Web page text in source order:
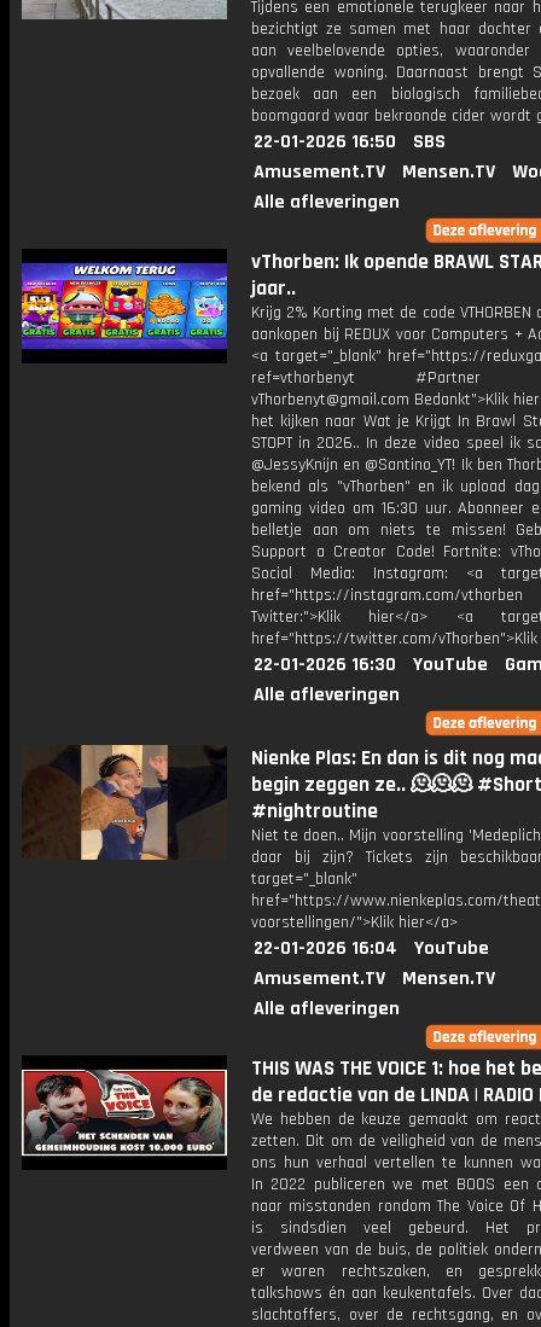
Tijdens een emotionele terugkeer naar
bezichtigt ze samen met haar dochter
aan veelbelovende opties,
opvallende woning. Daarnaast brengt
bezoek aan een biologisch
boomgaard waar bekroonde cider wordt
22-01-2026 16:50
SBS
Amusement.TV
Mensen.TV
Alle afleveringen
vThorben: Ik opende BRAWL
jaar..
Krijg 2% Korting met de code VTHORBEN
aankopen bij REDUX voor Computers +
<a target="_blank" href="https://
ref=vthorbenyt #Partner
vThorbenyt@gmail.com Bedankt">Klik
het kijken naar Wat je Krijgt In Brawl
STOPT in 2026.. In deze video speel ik
@JessyKnijn en @Santino_YT! Ik ben
bekend als "vThorben" en ik upload
gaming video om 16:30 uur. Abonneer
belletje aan om niets te missen!
Support a Creator Code! Fortnite:
Social Media: Instagram: <a
href="https://instagram.com/vthorben
Twitter:">Klik hier</a> <a
href="https://twitter.com/
22-01-2026 16:30 YouTube
Alle afleveringen
Nienke Plas: En dan is dit nog
begin zeggen ze.. 🫠🫠🫠
#nightroutine
Niet te doen.. Mijn voorstelling
daar bij zijn? Tickets zijn
target="_blank"
href="https://www.nienkeplas.com/
voorstellingen/">Klik hier</a>
22-01-2026 16:04
YouTube
Amusement.TV
Mensen.TV
Alle afleveringen
THIS WAS THE VOICE 1: hoe het
de redactie van de LINDA | RADIO
We hebben de keuze gemaakt om
zetten. Dit om de veiligheid van de
ons hun verhaal vertellen te kunnen
In 2022 publiceren we met BOOS een
naar misstanden rondom The Voice Of
is sindsdien veel gebeurd. Het
verdween van de buis, de politiek
er waren rechtszaken, en
talkshows én aan keukentafels. Over
slachtoffers, over de rechtsgang, en